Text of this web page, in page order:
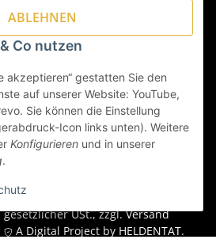
ABLEHNEN
Co nutzen
akzeptieren“ gestatten Sie den
auf unserer Website: YouTube,
Sie können die Einstellung
Icon links unten). Weitere
Konfigurieren und in unserer
.
USt., zzgl.Versand
A Digital Project by HELDENTAT.